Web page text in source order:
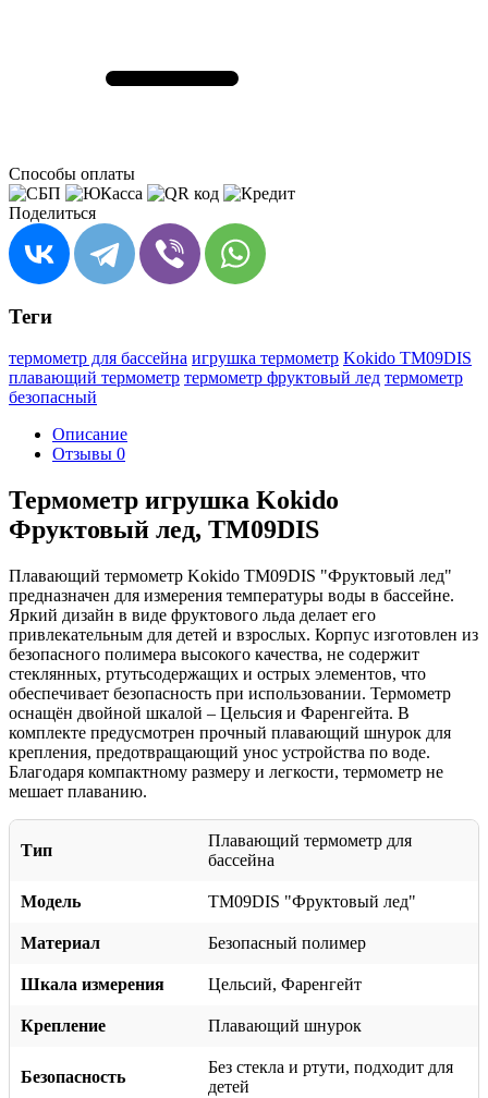
Способы оплаты
Поделиться
Теги
термометр для бассейна игрушка термометр Kokido TM09DIS
плавающий термометр термометр фруктовый лед термометр
безопасный
Описание
Отзывы 0
Термометр игрушка Kokido
Фруктовый лед, TM09DIS
Плавающий термометр Kokido TM09DIS "Фруктовый лед"
предназначен для измерения температуры воды в бассейне.
Яркий дизайн в виде фруктового льда делает его
привлекательным для детей и взрослых. Корпус изготовлен из
безопасного полимера высокого качества, не содержит
стеклянных, ртутьсодержащих и острых элементов, что
обеспечивает безопасность при использовании. Термометр
оснащён двойной шкалой – Цельсия и Фаренгейта. В
комплекте предусмотрен прочный плавающий шнурок для
крепления, предотвращающий унос устройства по воде.
Благодаря компактному размеру и легкости, термометр не
мешает плаванию.
Тип
Плавающий термометр для
бассейна
Модель TM09DIS "Фруктовый лед"
Материал Безопасный полимер
Шкала измерения Цельсий, Фаренгейт
Крепление Плавающий шнурок
Безопасность
Без стекла и ртути, подходит для
детей